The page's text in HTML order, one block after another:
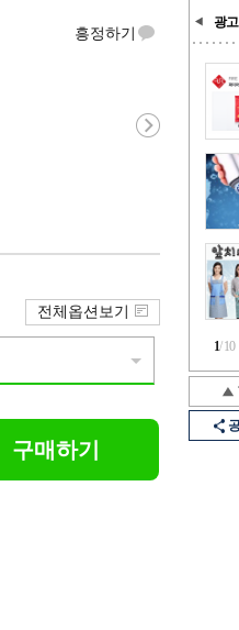
광고
1/10
흥정하기
전체옵션보기
구매하기